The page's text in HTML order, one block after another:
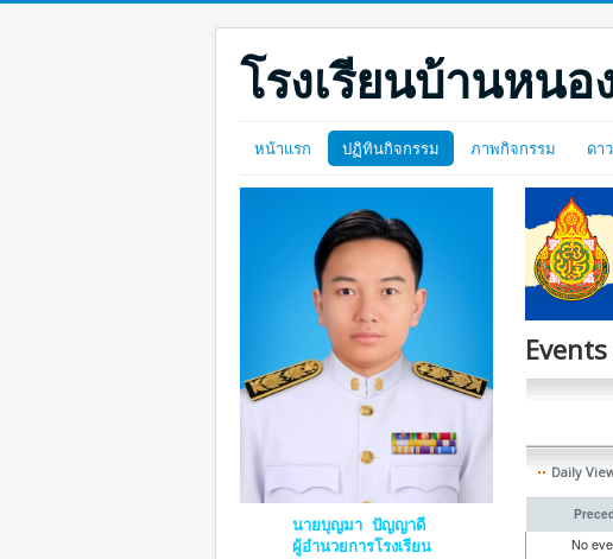
โรงเรียนบ้านหน
หน้าแรก ปฏิทินกิจกรรม ภาพกิจกรรม ดา
นายบุญมา ปัญญาดี
ผู้อำนวยการโรงเรียน
Daily
No